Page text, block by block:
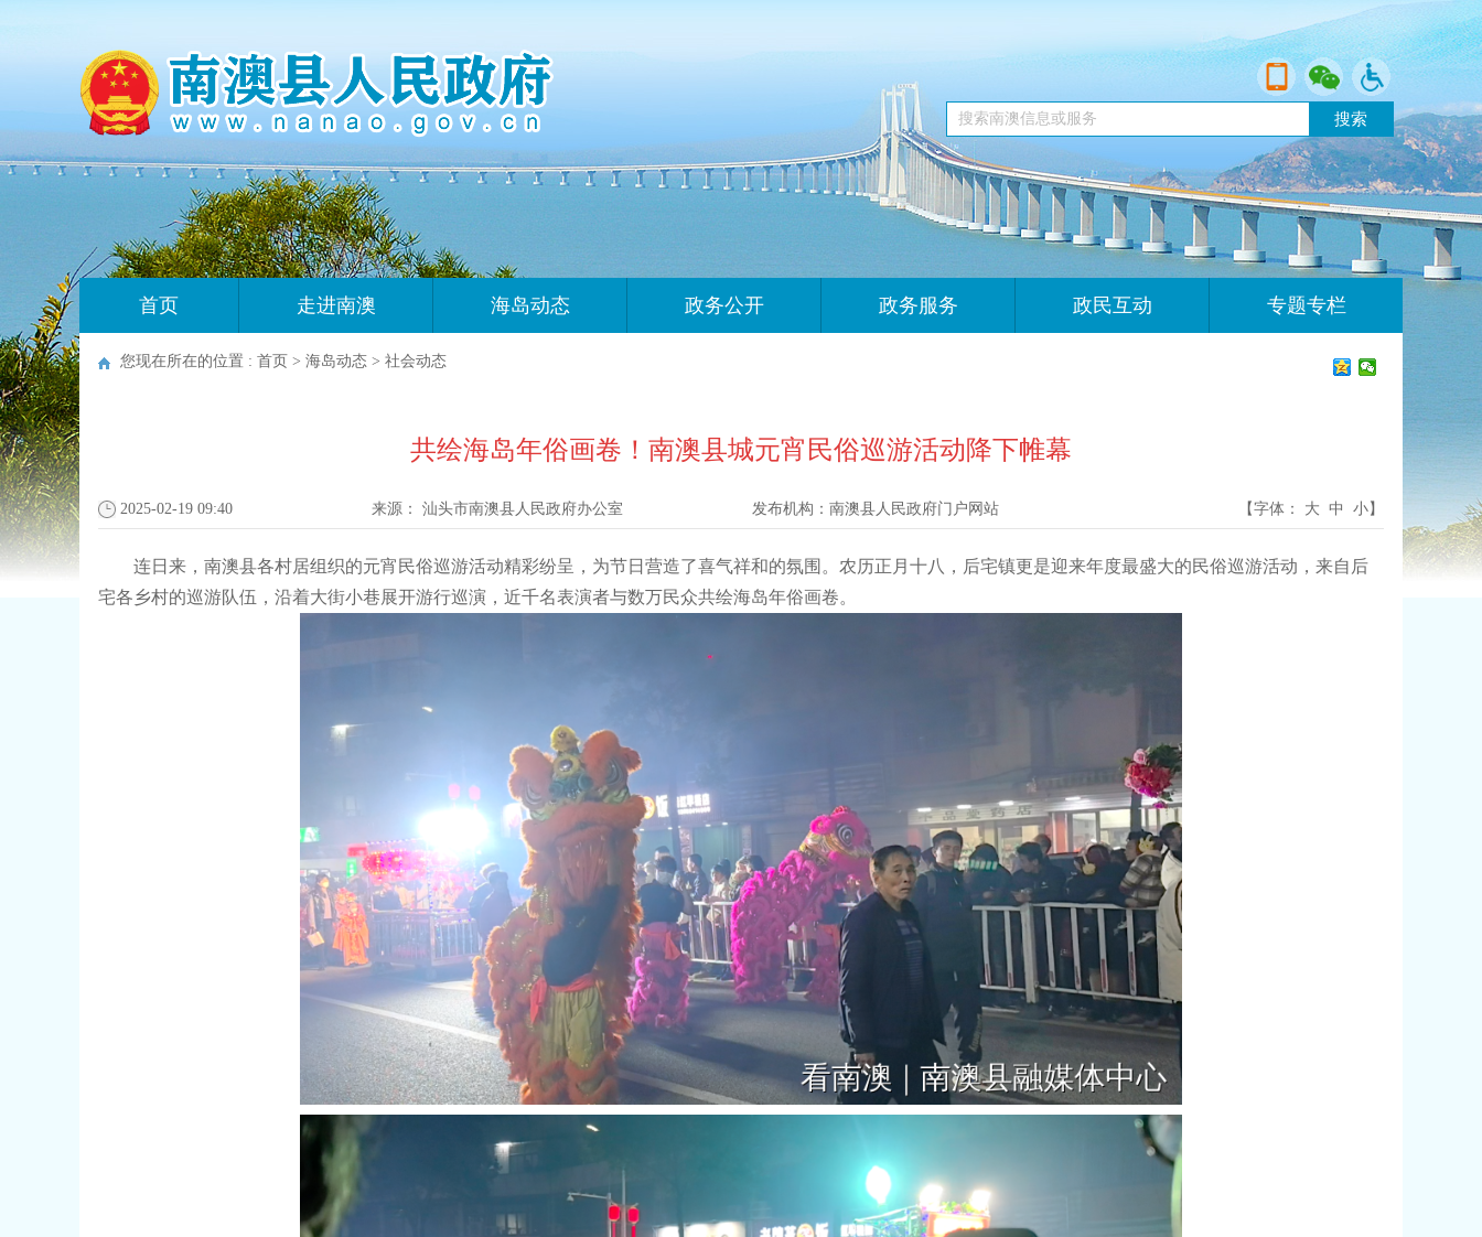
搜索
首页 走进南澳 海岛动态 政务公开 政务服务 政民互动 专题专栏
您现在所在的位置 : 首页 > 海岛动态 > 社会动态
共绘海岛年俗画卷！南澳县城元宵民俗巡游活动降下帷幕
2025-02-19 09:40 来源： 汕头市南澳县人民政府办公室 发布机构： 南澳县人民政府门户网站 【字体： 大 中 小】
连日来，南澳县各村居组织的元宵民俗巡游活动精彩纷呈，为节日营造了喜气祥和的氛围。农历正月十八，后宅镇更是迎来年度最盛大的民俗巡游活动，来自后
宅各乡村的巡游队伍，沿着大街小巷展开游行巡演，近千名表演者与数万民众共绘海岛年俗画卷。